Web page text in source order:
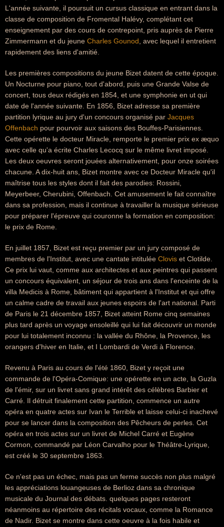
L'année suivante, il poursuit un cursus classique en entrant dans la
classe de composition de Fromental Halévy, complétant cet
enseignement par des cours de contrepoint, pris auprès de Pierre
Zimmermann et du jeune Charles Gounod , avec lequel il entretient
rapidement des liens d'amitié.
Les premières compositions du jeune Bizet datent de cette époque.
Un Nocturne pour piano, tout d'abord, puis une Grande Valse de
concert, tous deux rédigés en 1854, et une symphonie en ut qui
date de l'année suivante. En 1856, Bizet adresse sa première
partition lyrique au jury d'un concours organisé par Jacques
Offenbach pour pourvoir aux saisons des Bouffes-Parisiennes.
Cette opérette le docteur Miracle, remporte le premier prix ex æquo
avec celle qu'a écrite Charles Lecocq sur le même livret imposé.
Les deux oeuvres seront jouées alternativement, pour onze soirées
chacune. A dix-huit ans, Bizet montre avec ce Docteur Miracle qu'il
maîtrise tous les styles dont il fait des parodies: Rossini,
Meyerbeer, Cherubini, Offenbach. Cet amusement le fait connaître
dans sa profession, mais il continue à travailler la musique sérieuse
pour préparer l'épreuve qui couronne la formation en composition:
le prix de Rome.
En juillet 1857, Bizet est reçu premier par un jury composé de
membres de l'Institut, avec une cantate intitulée Clovis et Clotilde.
Ce prix lui vaut, comme aux architectes et aux peintres qui passent
un concours équivalent, un séjour de trois ans dans l'enceinte de la
villa Medicis à Rome, bâtiment qui appartient à l'Institut et qui offre
un calme cadre de travail aux jeunes espoirs de l'art national. Parti
de Paris le 21 décembre 1857, Bizet atteint Rome cinq semaines
plus tard après un voyage ensoleillé qui lui fait découvrir un monde
pour lui totalement inconnu : la vallée du Rhône, la Provence, les
orangers d'hiver en Italie, et I Lombardi de Verdi à Florence.
Revenu à Paris au cours de l'été 1860, Bizet y reçoit une
commande de l'Opéra-Comique: une opérette en un acte, la Guzla
de l'émir, sur un livret sans grand intérêt des célèbres Barbier et
Carré. Il détruit finalement cette partition, commence un autre
opéra en quatre actes sur Ivan le Terrible et laisse celui-ci inachevé
pour se lancer dans la composition des Pêcheurs de perles. Cet
opéra en trois actes sur un livret de Michel Carré et Eugène
Cormon, commandé par Léon Carvalho pour le Théâtre-Lyrique,
est créé le 30 septembre 1863.
Ce n'est pas un échec, mais pas un ferme succès non plus malgré
les appréciations louangeuses de Berlioz dans sa chronique
musicale du Journal des débats. quelques pages resteront
néanmoins au répertoire des récitals vocaux, comme la Romance
de Nadir. Bizet se montre dans cette oeuvre à la fois habile et